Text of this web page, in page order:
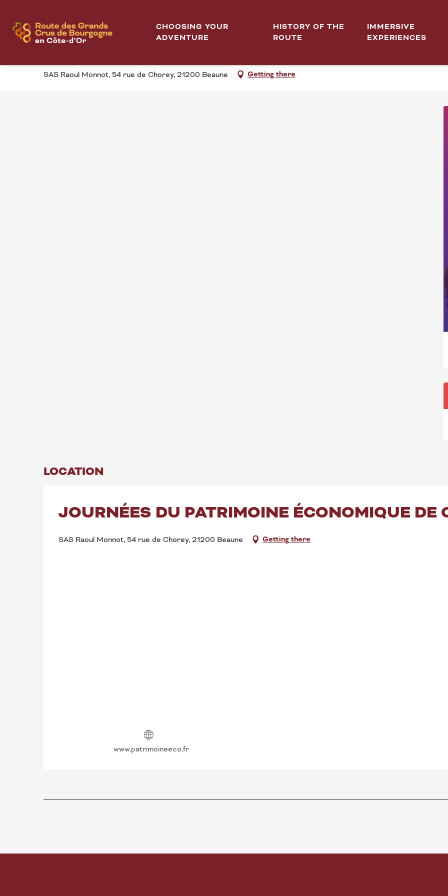
contenu
principal
CHOOSING YOUR
ADVENTURE
HISTORY OF THE
ROUTE
IMMERSIVE
EXPERIENCES
JOURNÉES DU PATRIMOINE ÉCONOMIQUE DE
SAS Raoul Monnot, 54 rue de Chorey, 21200 Beaune Getting there
LOCATION
JOURNÉES DU PATRIMOINE ÉCONOMIQUE DE
SAS Raoul Monnot, 54 rue de Chorey, 21200 Beaune Getting there
www.patrimoineeco.fr